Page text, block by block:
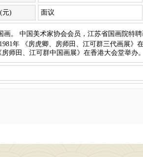
元) 面议
。 中国美术家协会会员，江苏省国画院特
年 《房虎卿、房师田、江可群三代画展》
师田、江可群中国画展》在香港大会堂举办。